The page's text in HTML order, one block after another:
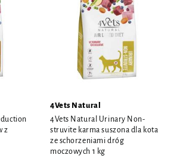
z
4Vets Natural
4Vets Natural Urinary Non-
struvite karma suszona dla kota
ze schorzeniami dróg
moczowych 1 kg